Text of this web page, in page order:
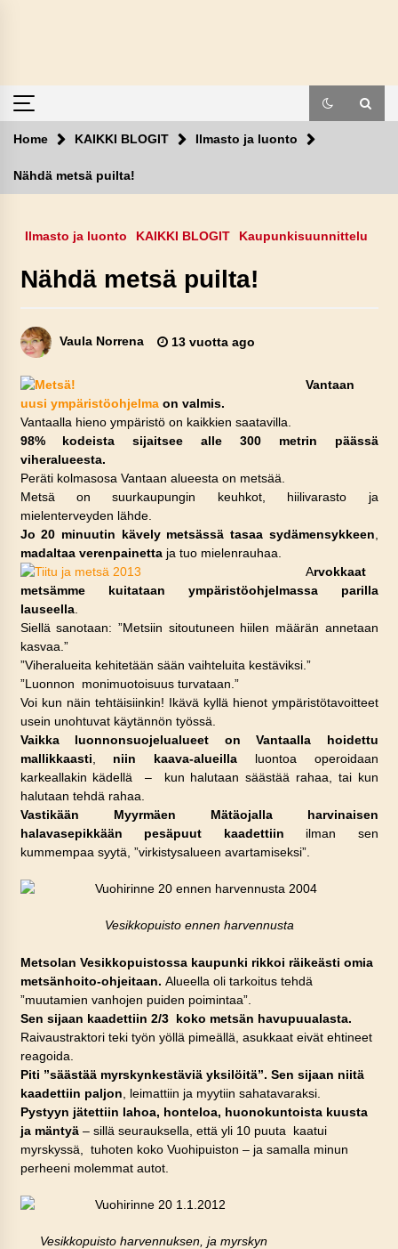
Home KAIKKI BLOGIT Ilmasto ja luonto
Nähdä metsä puilta!
Ilmasto ja luonto KAIKKI BLOGIT Kaupunkisuunnittelu
Nähdä metsä puilta!
Vaula Norrena 13 vuotta ago
Vantaan
uusi ympäristöohjelmaon valmis.
Vantaalla hieno ympäristö on kaikkien saatavilla.
98% kodeista sijaitsee alle 300 metrin päässä
viheralueesta.
Peräti kolmasosa Vantaan alueesta on metsää.
Metsä on suurkaupungin keuhkot, hiilivarasto ja
mielenterveyden lähde.
Jo 20 minuutin kävely metsässä tasaa sydämensykkeen
madaltaa verenpainettaja tuo mielenrauhaa.
Arvokkaat
metsämme kuitataan ympäristöohjelmassa parilla
lauseella.
Siellä sanotaan: ”Metsiin sitoutuneen hiilen määrän annetaan
kasvaa.”
”Viheralueita kehitetään sään vaihteluita kestäviksi.”
”Luonnon monimuotoisuus turvataan.”
Voi kun näin tehtäisiinkin! Ikävä kyllä hienot ympäristötavoitteet
usein unohtuvat käytännön työssä.
Vaikka luonnonsuojelualueet on Vantaalla hoidettu
mallikkaasti
niin kaava-alueilla luontoa operoidaan
karkeallakin kädellä – kun halutaan säästää rahaa, tai kun
halutaan tehdä rahaa.
Vastikään Myyrmäen Mätäojalla harvinaisen
halavasepikkään
pesäpuut kaadettiin ilman sen
kummempaa syytä, ”virkistysalueen avartamiseksi”.
Vesikkopuisto ennen harvennusta
Metsolan Vesikkopuistossa kaupunki rikkoi räikeästi omia
metsänhoito-ohjeitaan. Alueella oli tarkoitus tehdä
”muutamien vanhojen puiden poimintaa”.
Sen sijaan kaadettiin 2/3 koko metsän havupuualasta.
Raivaustraktori teki työn yöllä pimeällä, asukkaat eivät ehtineet
reagoida.
Piti ”säästää myrskynkestäviä yksilöitä”. Sen sijaan niitä
kaadettiin paljon , leimattiin ja myytiin sahatavaraksi.
Pystyyn jätettiin lahoa, honteloa, huonokuntoista kuusta
ja mäntyä– sillä seurauksella, että yli 10 puuta kaatui
myrskyssä, tuhoten koko Vuohipuiston – ja samalla minun
perheeni molemmat autot.
Vesikkopuisto harvennuksen, ja myrskyn